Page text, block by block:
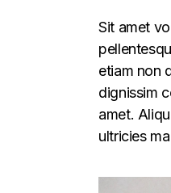
Sit amet
etiam non
dignissim
amet.
ultricies